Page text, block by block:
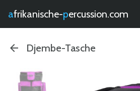
afrikanische- percussion.com
Djembe-Tasche